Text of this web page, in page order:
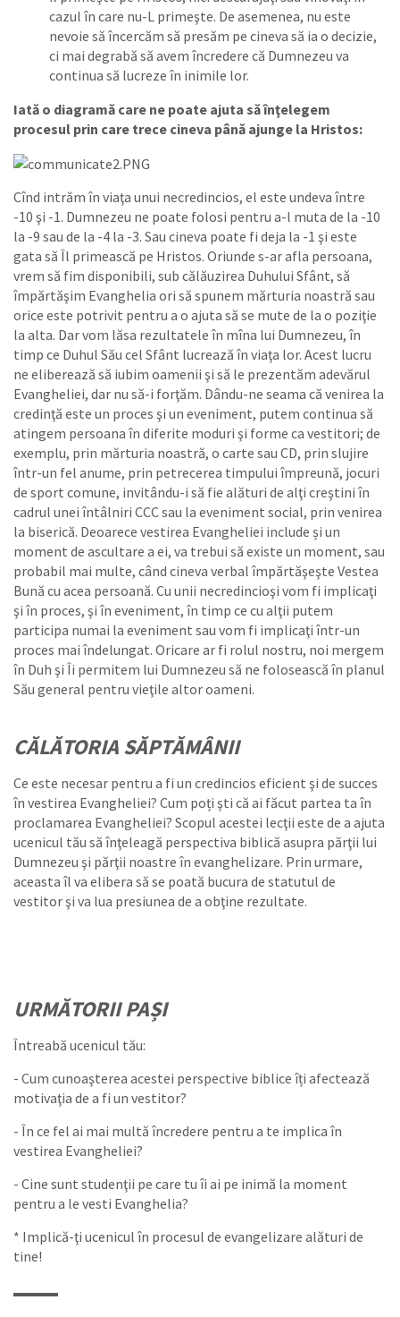
cazul în care nu-L primeşte. De asemenea, nu este
nevoie să încercăm să presăm pe cineva să ia o decizie,
ci mai degrabă să avem încredere că Dumnezeu va
continua să lucreze în inimile lor.
Iată o diagramă care ne poate ajuta să înţelegem
procesul prin care trece cineva până ajunge la Hristos:
Cînd intrăm în viaţa unui necredincios, el este undeva între
-10 şi -1. Dumnezeu ne poate folosi pentru a-l muta de la -10
la -9 sau de la -4 la -3. Sau cineva poate fi deja la -1 şi este
gata să Îl primească pe Hristos. Oriunde s-ar afla persoana,
vrem să fim disponibili, sub călăuzirea Duhului Sfânt, să
împărtăşim Evanghelia ori să spunem mărturia noastră sau
orice este potrivit pentru a o ajuta să se mute de la o poziţie
la alta. Dar vom lăsa rezultatele în mîna lui Dumnezeu, în
timp ce Duhul Său cel Sfânt lucrează în viaţa lor. Acest lucru
ne eliberează să iubim oamenii şi să le prezentăm adevărul
Evangheliei, dar nu să-i forţăm. Dându-ne seama că venirea la
credinţă este un proces şi un eveniment, putem continua să
atingem persoana în diferite moduri şi forme ca vestitori; de
exemplu, prin mărturia noastră, o carte sau CD, prin slujire
într-un fel anume, prin petrecerea timpului împreună, jocuri
de sport comune, invitându-i să fie alături de alţi creştini în
cadrul unei întâlniri CCC sau la eveniment social, prin venirea
la biserică. Deoarece vestirea Evangheliei include și un
moment de ascultare a ei, va trebui să existe un moment, sau
probabil mai multe, când cineva verbal împărtăşeşte Vestea
Bună cu acea persoană. Cu unii necredincioşi vom fi implicaţi
şi în proces, şi în eveniment, în timp ce cu alţii putem
participa numai la eveniment sau vom fi implicaţi într-un
proces mai îndelungat. Oricare ar fi rolul nostru, noi mergem
în Duh şi Îi permitem lui Dumnezeu să ne folosească în planul
Său general pentru vieţile altor oameni.
CĂLĂTORIA SĂPTĂMÂNII
Ce este necesar pentru a fi un credincios eficient şi de succes
în vestirea Evangheliei? Cum poți şti că ai făcut partea ta în
proclamarea Evangheliei? Scopul acestei lecţii este de a ajuta
ucenicul tău să înţeleagă perspectiva biblică asupra părţii lui
Dumnezeu şi părţii noastre în evanghelizare. Prin urmare,
aceasta îl va elibera să se poată bucura de statutul de
vestitor şi va lua presiunea de a obţine rezultate.
URMĂTORII PAȘI
Întreabă ucenicul tău:
- Cum cunoaşterea acestei perspective biblice îți afectează
motivaţia de a fi un vestitor?
- În ce fel ai mai multă încredere pentru a te implica în
vestirea Evangheliei?
- Cine sunt studenţii pe care tu îi ai pe inimă la moment
pentru a le vesti Evanghelia?
* Implică-ţi ucenicul în procesul de evangelizare alături de
tine!